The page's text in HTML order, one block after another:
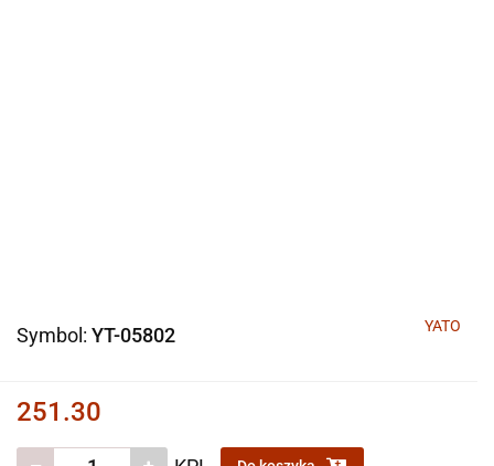
Symbol: YT-05802 YATO
251.30